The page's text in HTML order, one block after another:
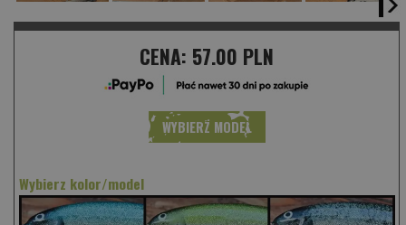
CENA: 57.00 PLN
WYBIERZ MODEL
Wybierz kolor/model